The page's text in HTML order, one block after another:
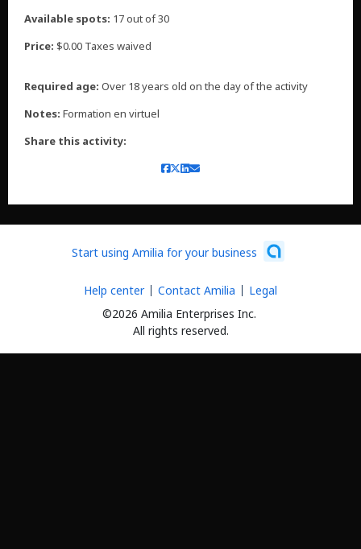
Available spots: 17 out of 30
Price: $0.00 Taxes waived
Required age: Over 18 years old on the day of the activity
Notes: Formation en virtuel
Share this activity:
Start using Amilia for your business
©2026 Amilia Enterprises Inc.
All rights reserved.
Help center Contact Amilia Legal